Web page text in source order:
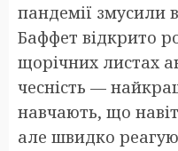
пандемії змусили
Баффет відкрито
щорічних листах
чесність —
навчають, що
але швидко